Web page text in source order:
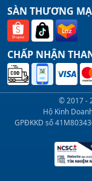
SÀN THƯƠNG
CHẤP NHẬN
© 2017 -
Hộ Kinh
GPĐKKD số